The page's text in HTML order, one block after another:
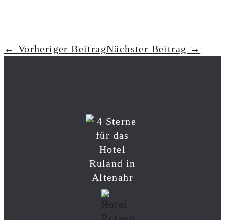
← Vorheriger BeitragNächster Beitrag →